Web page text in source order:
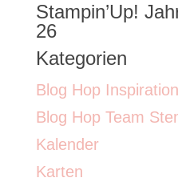
Stampin’Up!
26
Kategorien
Blog Hop
Blog Hop Team
Kalender
Karten